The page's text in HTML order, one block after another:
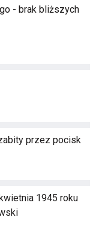
- brak bliższych
przez pocisk
1945 roku